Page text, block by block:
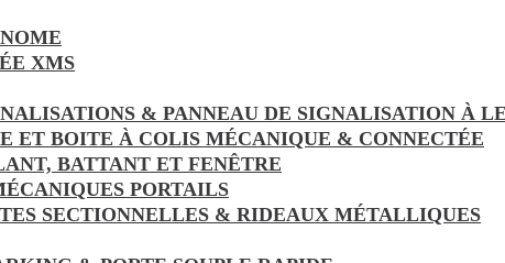
XMS
& PANNEAU DE SIGNALISATION À
ET BOITE À COLIS MÉCANIQUE & CONNECTÉE
BATTANT ET FENÊTRE
PORTAILS
SECTIONNELLES & RIDEAUX MÉTALLIQUES